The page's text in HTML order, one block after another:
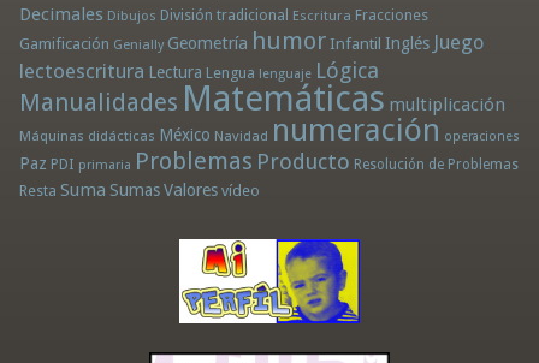
Decimales Dibujos División tradicional Escritura Fracciones
Gamificación Genially Geometría humor Infantil Inglés Juego
lectoescritura Lectura Lengua lenguaje Lógica
Manualidades Matemáticas multiplicación
Máquinas didácticas México Navidad numeración operaciones
Paz PDI primaria Problemas Producto Resolución de Problemas
Resta Suma Sumas Valores vídeo